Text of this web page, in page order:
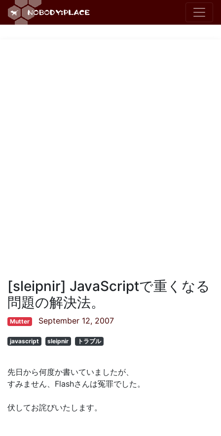
[sleipnir] JavaScriptで重くなる
問題の解決法。
Mutter September 12, 2007
javascript sleipnir トラブル
先日から何度か書いていましたが、
すみません、Flashさんは冤罪でした。
伏してお詫びいたします。